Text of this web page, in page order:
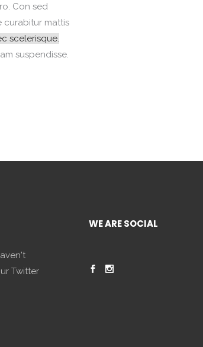
Con sed
curabitur mattis
scelerisque.
suspendisse.
Twitter
WE ARE SOCIAL